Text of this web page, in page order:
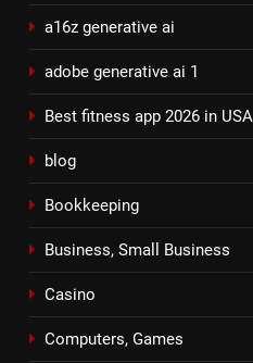
a16z generative ai
adobe generative ai 1
Best fitness app 2026 in USA
blog
Bookkeeping
Business, Small Business
Casino
Computers, Games